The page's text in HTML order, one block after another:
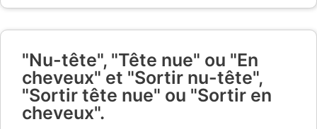
"Nu-tête", "Tête nue" ou "En
cheveux" et "Sortir nu-tête",
"Sortir tête nue" ou "Sortir en
cheveux".